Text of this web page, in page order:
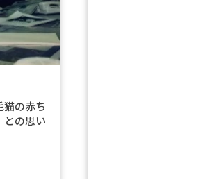
の赤ち
の思い